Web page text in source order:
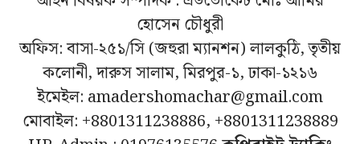
হোসেন চৌধুরী
অফিস: বাসা-২৫১/সি (জহুরা ম্যানশন) লালকুঠি, তৃতীয়
কলোনী, দারুস সালাম, মিরপুর-১, ঢাকা-১২১৬
ইমেইল: amadershomachar@gmail.com
মোবাইল: +8801311238886, +8801311238889